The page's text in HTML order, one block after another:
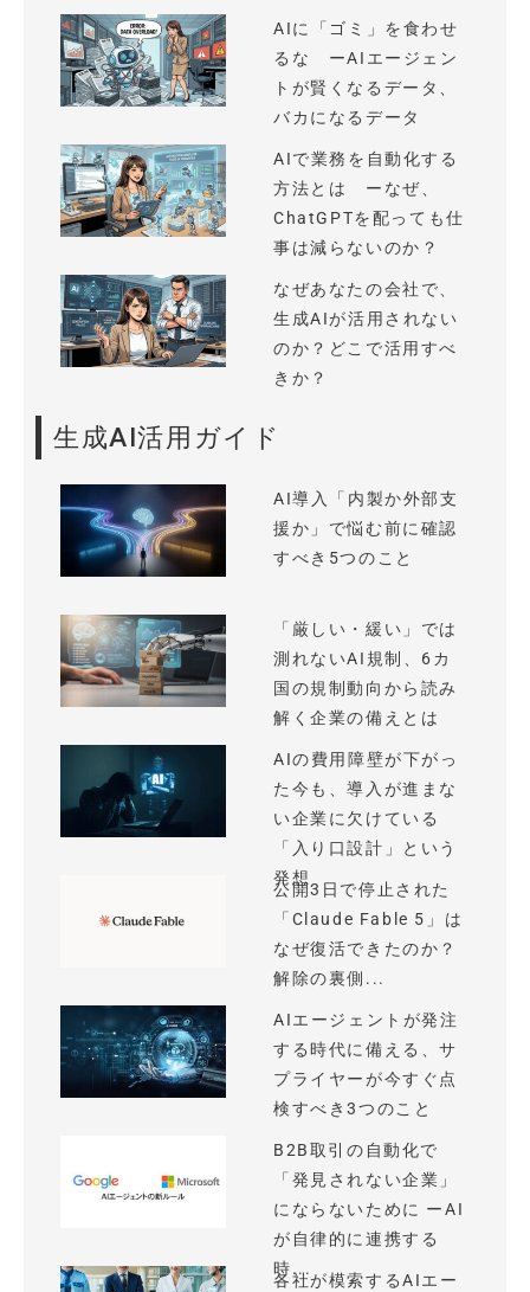
AIに「ゴミ」を食わせ
るな ーAIエージェン
トが賢くなるデータ、
バカになるデータ
AIで業務を自動化する
方法とは ーなぜ、
ChatGPTを配っても仕
事は減らないのか？
なぜあなたの会社で、
生成AIが活用されない
のか？どこで活用すべ
きか？
生成AI活用ガイド
AI導入「内製か外部支
援か」で悩む前に確認
すべき5つのこと
「厳しい・緩い」では
測れないAI規制、6カ
国の規制動向から読み
解く企業の備えとは
AIの費用障壁が下がっ
た今も、導入が進まな
い企業に欠けている
「入り口設計」という
発想
公開3日で停止された
「Claude Fable 5」は
なぜ復活できたのか？
解除の裏側...
AIエージェントが発注
する時代に備える、サ
プライヤーが今すぐ点
検すべき3つのこと
B2B取引の自動化で
「発見されない企業」
にならないために ーAI
が自律的に連携する
時...
各社が模索するAIエー